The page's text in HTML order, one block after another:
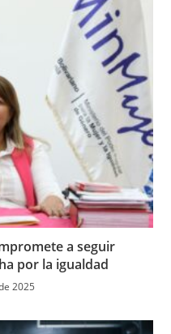
a seguir
por la igualdad
2025